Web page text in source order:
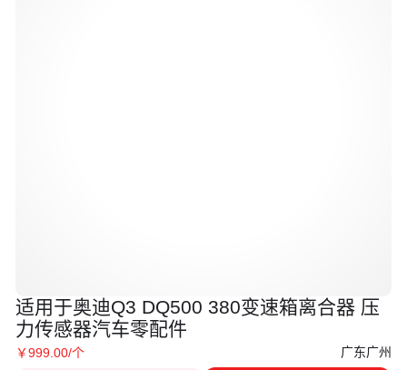
适用于奥迪Q3 DQ500 380变速箱离合器 压
力传感器汽车零配件
￥999 .00/个
广东广州